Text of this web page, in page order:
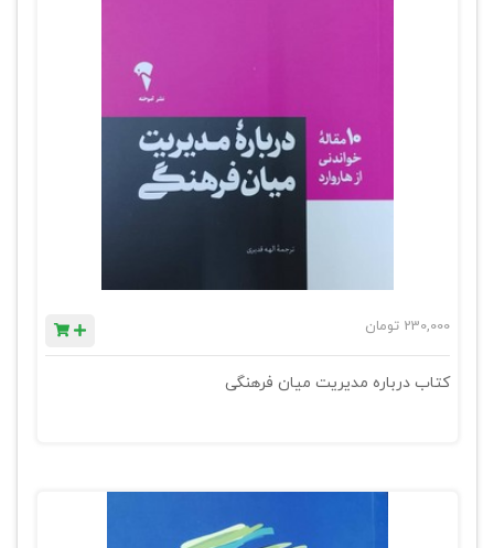
230,000 تومان
کتاب درباره مدیریت میان فرهنگی